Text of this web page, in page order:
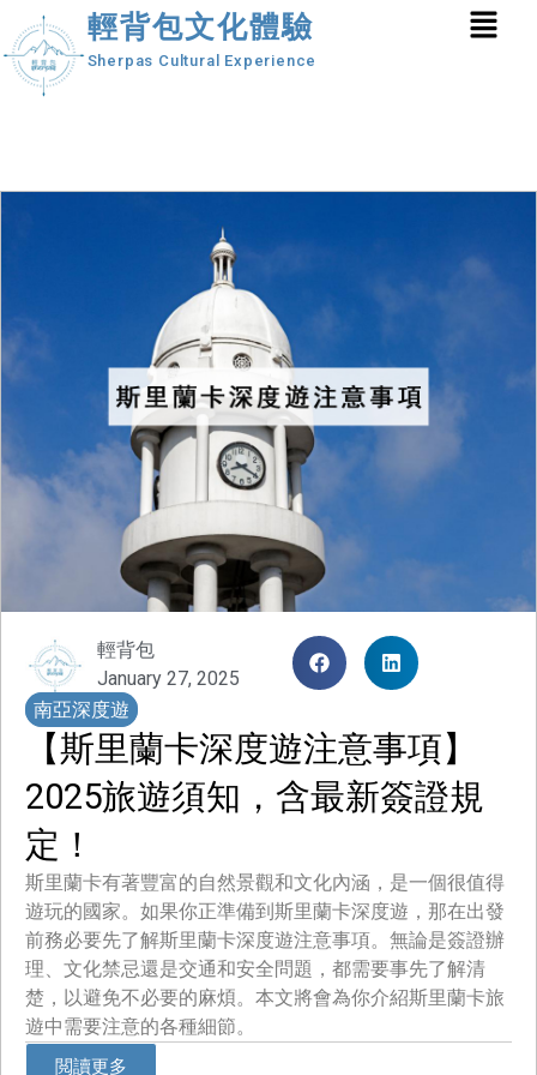
輕背包文化體驗
Sherpas Cultural Experience
輕背包
January 27, 2025
南亞深度遊
【斯里蘭卡深度遊注意事項】
2025旅遊須知，含最新簽證規
定！
斯里蘭卡有著豐富的自然景觀和文化內涵，是一個很值得
遊玩的國家。如果你正準備到斯里蘭卡深度遊，那在出發
前務必要先了解斯里蘭卡深度遊注意事項。無論是簽證辦
理、文化禁忌還是交通和安全問題，都需要事先了解清
楚，以避免不必要的麻煩。本文將會為你介紹斯里蘭卡旅
遊中需要注意的各種細節。
閲讀更多